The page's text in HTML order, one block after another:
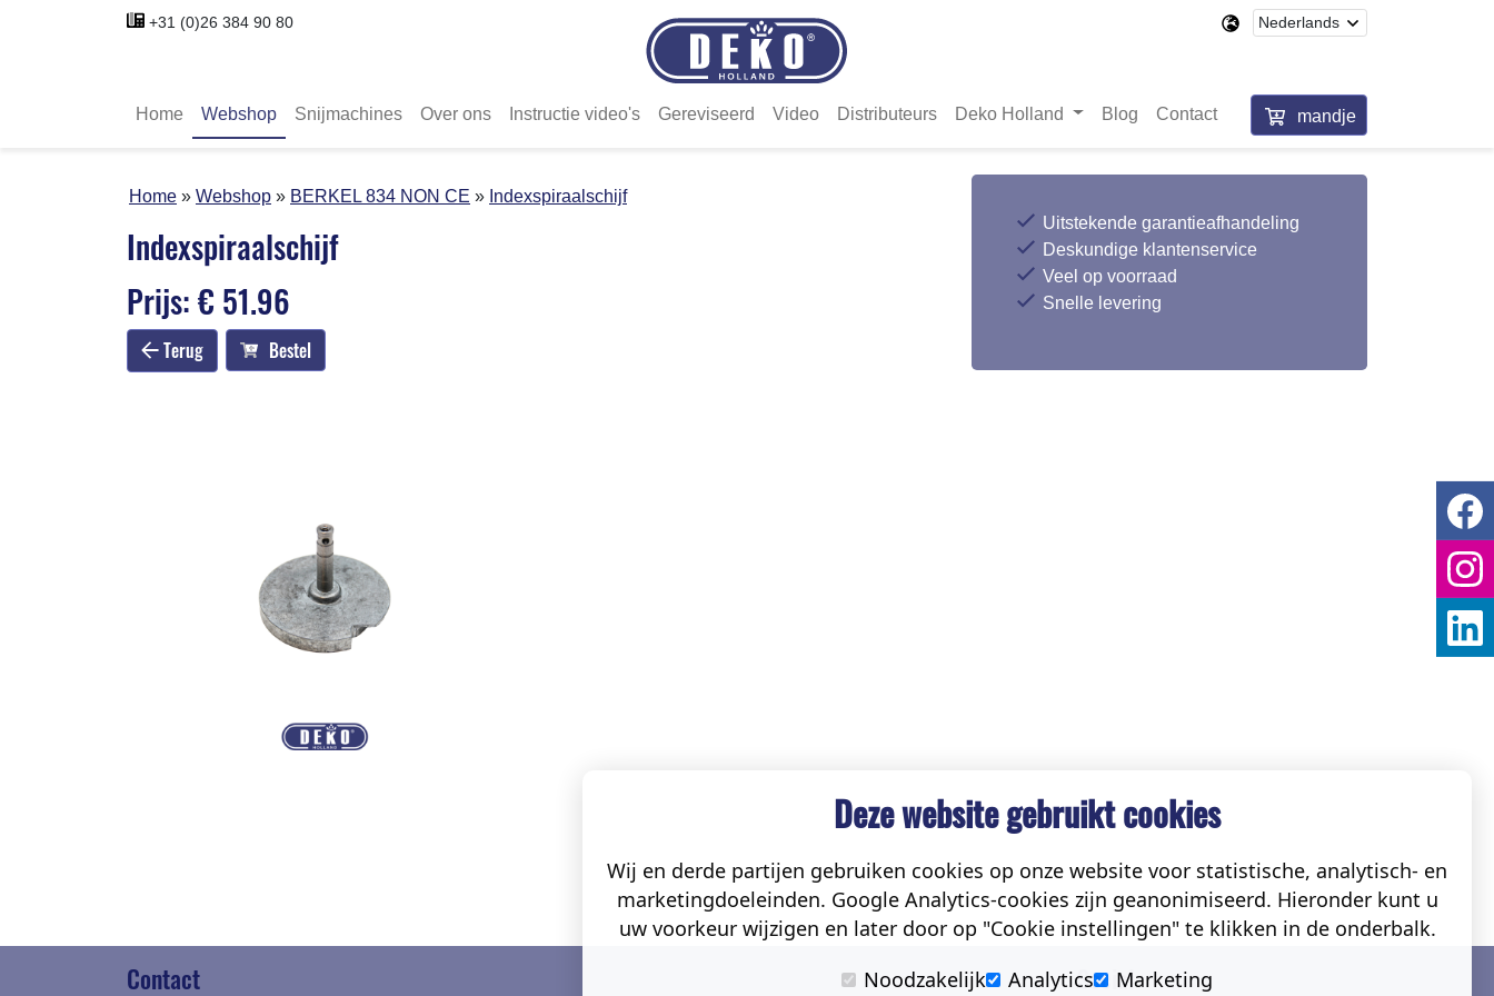
+31 (0)26 384 90 80
Home Webshop Snijmachines Over ons Instructie video's Gereviseerd Video Distributeurs Deko Holland Blog Contact mandje
Home Webshop BERKEL 834 NON CE Indexspiraalschijf
Indexspiraalschijf
Prijs: € 51.96
Terug Bestel
Uitstekende garantieafhandeling
Deskundige klantenservice
Veel op voorraad
Snelle levering
Contact Social
Deze website gebruikt cookies
Wij en derde partijen gebruiken cookies op onze website voor statistische, analytisch- en
marketingdoeleinden. Google Analytics-cookies zijn geanonimiseerd. Hieronder kunt u
uw voorkeur wijzigen en later door op "Cookie instellingen" te klikken in de onderbalk.
Noodzakelijk
Analytics Marketing